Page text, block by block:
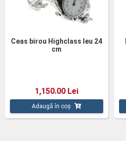
Ceas birou Highclass leu 24
cm
1,150.00 Lei
Adaugă în coș